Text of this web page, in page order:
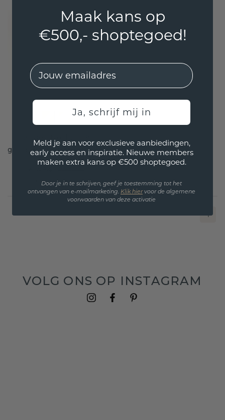
goud grijze parel 6 mm
Excl. Tax & BTW
1
VOLG ONS OP INSTAGRAM
Maak kans op
€500,- shoptegoed!
EMail
Ja, schrijf mij in
Meld je aan voor exclusieve aanbiedingen,
early access en inspiratie. Nieuwe members
maken extra kans op €500 shoptegoed.
Door je in te schrijven, geef je toestemming tot het
ontvangen van e-mailmarketing. Klik hiervoor de algemene
voorwaarden van deze activatie